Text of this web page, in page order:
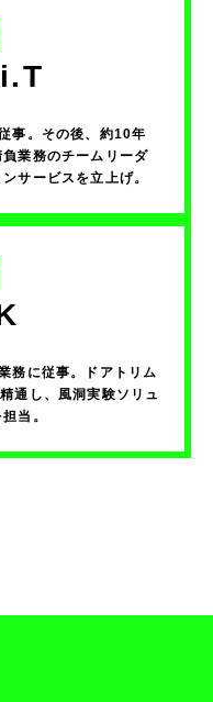
事。その後、約10年
業務のチームリーダ
サービスを立上げ。
務に従事。ドアトリム
通し、風洞実験ソリュ
当。